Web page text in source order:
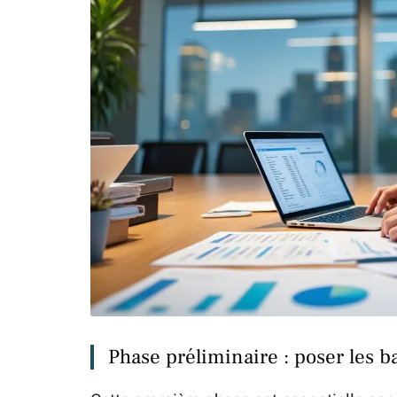
Phase préliminaire : poser les